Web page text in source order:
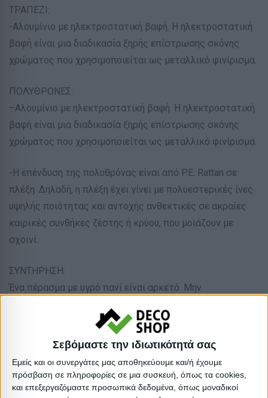
Σεβόμαστε την ιδιωτικότητά σας
Εμείς και οι συνεργάτες μας αποθηκεύουμε και/ή έχουμε
πρόσβαση σε πληροφορίες σε μια συσκευή, όπως τα cookies,
και επεξεργαζόμαστε προσωπικά δεδομένα, όπως μοναδικοί
ΤΡΑΠΕΖΙ:
-Αλουμίνιο με ηλεκτροστατική βαφή. Η ηλεκτροστατική
βαφή είναι μια διαδικασία ξηρής επίστρωσης σκόνης
χρώματος που χρησιμοποιείται ως μεταλλικό φινίρισμα.
ΠΟΛΥΘΡΟΝΕΣ:
–Αλουμίνιο με ηλεκτροστατική βαφή. Η ηλεκτροστατική
βαφή είναι μια διαδικασία ξηρής επίστρωσης σκόνης
χρώματος που χρησιμοποιείται ως μεταλλικό φινίρισμα.
-Η επένδυση της πολυθρόνας είναι από P.E. Rattan σε
πλέξη. Δηλαδή, η πλέξη έχει γίνει με πολυεστερικές ίνες
υψηλής ποιότητας και αντοχής ανθεκτικές σε ακραίες
καιρικές συνθήκες ζέστης ή κρύου, που μοιάζουν με
σχοινί.
ΣΥΝΤΗΡΗΣΗ:
Ένα πέρασμα με υγρό πανί είναι αρκετό. Μην
To τραπέζι παραδίδεται αμοντάριστο και
συναρμολογείται εύκολα αφού όλα τα απαραίτητα,
εμπεριέχονται στην συσκευασία.